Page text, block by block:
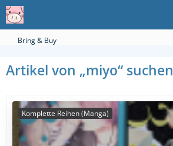
Bring & Buy
Artikel von „miyo“ suchen
Komplette Reihen (Manga)